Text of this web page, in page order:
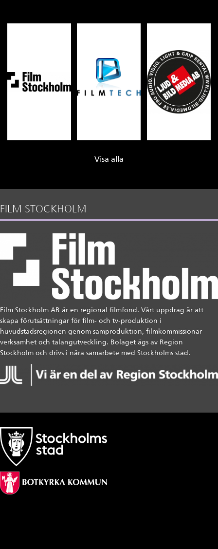
Visa alla
FILM STOCKHOLM
Film Stockholm AB är en regional filmfond. Vårt uppdrag är att
skapa förutsättningar för film- och tv-produktion i
huvudstadsregionen genom samproduktion, filmkommissionär
verksamhet och talangutveckling. Bolaget ägs av Region
Stockholm och drivs i nära samarbete med Stockholms stad.